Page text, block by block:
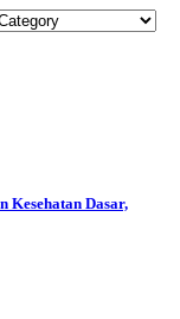
Kesehatan Dasar,